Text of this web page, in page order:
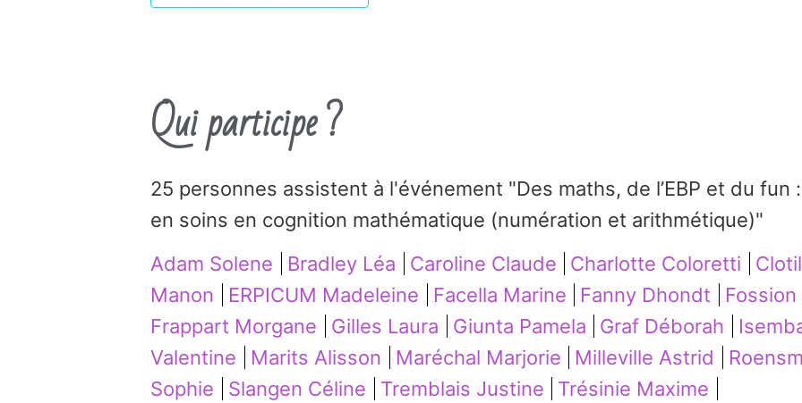
Qui participe ?
25 personnes assistent à l'événement "Des maths, de l’EBP et du fun
en soins en cognition mathématique (numération et arithmétique)"
Adam Solene
Bradley Léa Caroline Claude Charlotte Coloretti
Manon
ERPICUM Madeleine Facella Marine Fanny Dhondt Fossion
Frappart Morgane
Gilles Laura Giunta Pamela Graf Déborah
Valentine
Marits Alisson Maréchal Marjorie Milleville Astrid
Sophie
Slangen Céline Tremblais Justine Trésinie Maxime